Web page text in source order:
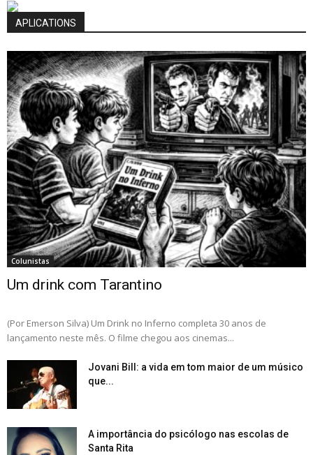
APLICATIONS
Colunistas
Um drink com Tarantino
(Por Emerson Silva) Um Drink no Inferno completa 30 anos de
lançamento neste mês. O filme chegou aos cinemas...
Jovani Bill: a vida em tom maior de um músico
que...
A importância do psicólogo nas escolas de
Santa Rita